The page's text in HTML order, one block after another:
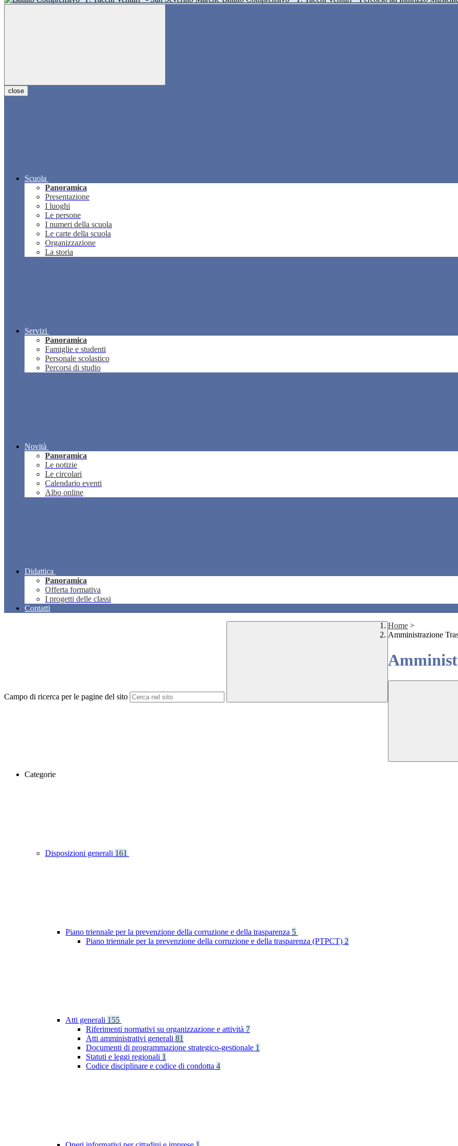
close
Scuola
Panoramica
Presentazione
I luoghi
Le persone
I numeri della scuola
Le carte della scuola
Organizzazione
La storia
Servizi
Panoramica
Famiglie e studenti
Personale scolastico
Percorsi di studio
Novità
Panoramica
Le notizie
Le circolari
Calendario eventi
Albo online
Didattica
Panoramica
Offerta formativa
I progetti delle classi
Contatti
Campo di ricerca per le pagine del sito
Home >
Amministrazione
Categorie
Disposizioni generali 161
Piano triennale per la prevenzione della corruzione e della trasparenza 5
Piano triennale per la prevenzione della corruzione e della trasparenza (PTPCT) 2
Atti generali 155
Riferimenti normativi su organizzazione e attività 7
Atti amministrativi generali 81
Documenti di programmazione strategico-gestionale 1
Statuti e leggi regionali 1
Codice disciplinare e codice di condotta 4